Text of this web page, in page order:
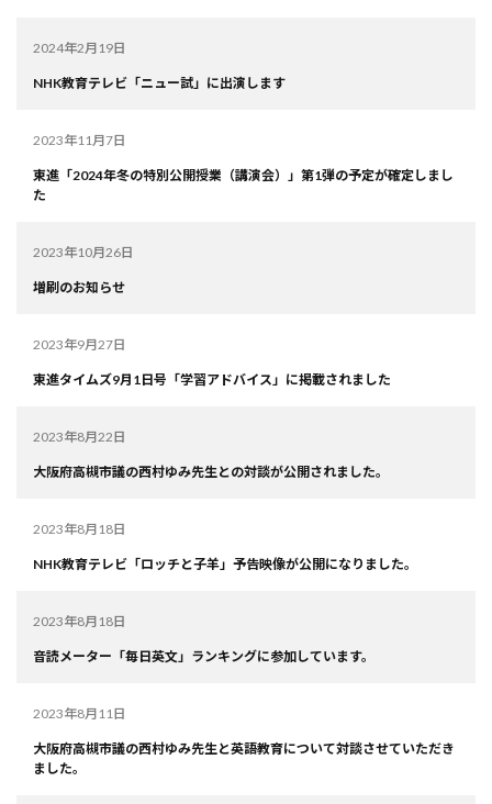
2024年2月19日
NHK教育テレビ「ニュー試」に出演します
2023年11月7日
東進「2024年冬の特別公開授業（講演会）」第1弾の予定が確定しまし
た
2023年10月26日
増刷のお知らせ
2023年9月27日
東進タイムズ9月1日号「学習アドバイス」に掲載されました
2023年8月22日
大阪府高槻市議の西村ゆみ先生との対談が公開されました。
2023年8月18日
NHK教育テレビ「ロッチと子羊」予告映像が公開になりました。
2023年8月18日
音読メーター「毎日英文」ランキングに参加しています。
2023年8月11日
大阪府高槻市議の西村ゆみ先生と英語教育について対談させていただき
ました。